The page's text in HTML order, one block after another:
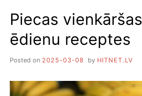
Piecas
ēdienu receptes
Posted on 2025-03-08 by HITNET.LV